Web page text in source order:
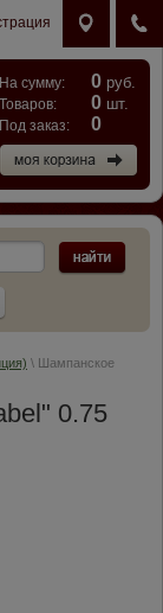
На сумму: 0 руб.
Товаров: 0 шт.
Под заказ: 0
\ Шампанское
0.75